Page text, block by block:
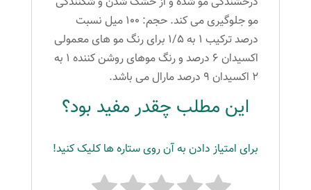
مو جلوگیری می کند. حجم: ۱۰۰ میل نسبت
درصد ترکیب ۱ به ۱/۵ برای رنگ مو های معمولی
اکسیدان ۶ درصد و رنگ موهای روشن کننده ۱ به
۲ اکسیدان ۹ درصد مارال می باشد.
این مطلب چقدر مفید بود؟
برای امتیاز دادن به آن روی ستاره ها کلیک کنید!